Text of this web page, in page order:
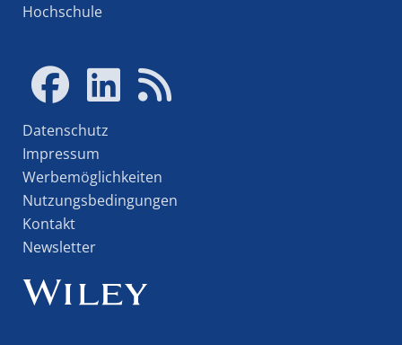
Hochschule
Datenschutz
Impressum
Werbemöglichkeiten
Nutzungsbedingungen
Kontakt
Newsletter